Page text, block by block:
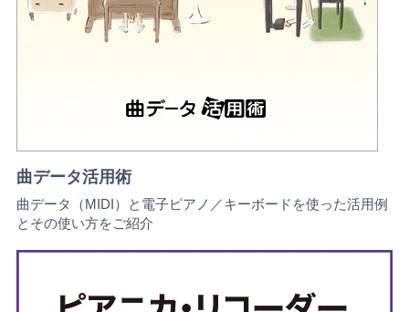
曲データ活用術
曲データ（MIDI）と電子ピアノ／キーボードを使った活用例
とその使い方をご紹介